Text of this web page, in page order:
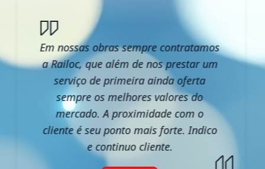
Em nossas obras sempre contratamos
a Railoc, que além de nos prestar um
serviço de primeira ainda oferta
sempre os melhores valores do
mercado. A proximidade com o
cliente é seu ponto mais forte. Indico
e continuo cliente.